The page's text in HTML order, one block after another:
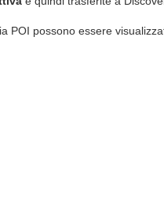
POI possono essere